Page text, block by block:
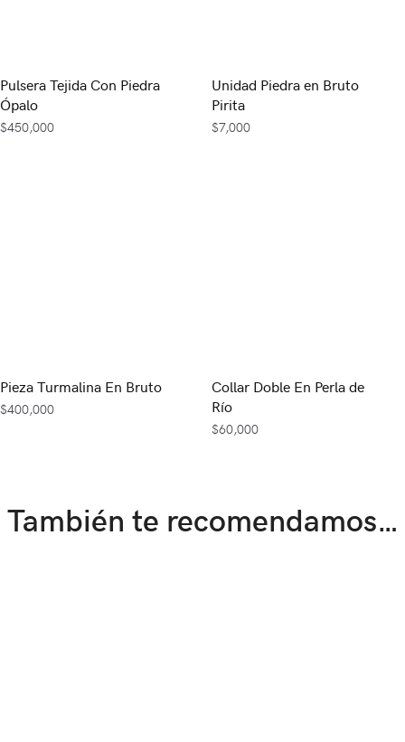
Pulsera Tejida Con Piedra
Ópalo
$450,000
Unidad Piedra en Bruto
Pirita
$7,000
Pieza Turmalina En Bruto
$400,000
Collar Doble En Perla de
Río
$60,000
También te recomendamos…